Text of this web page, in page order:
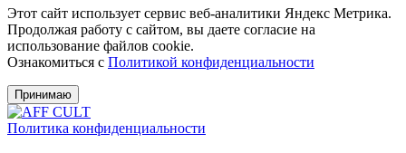
Этот сайт использует сервис веб-аналитики Яндекс Метрика.
Продолжая работу с сайтом, вы даете согласие на
использование файлов cookie.
Ознакомиться с Политикой конфиденциальности
Принимаю
Политика конфиденциальности